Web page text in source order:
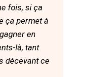
fois, si ça
ça permet à
en
là, tant
décevant ce